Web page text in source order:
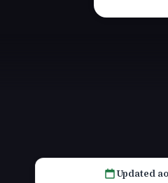
Updated